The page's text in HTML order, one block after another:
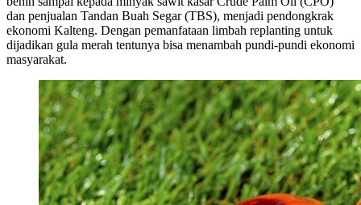
dan penjualan Tandan Buah Segar (TBS), menjadi pendongkrak
ekonomi Kalteng. Dengan pemanfataan limbah replanting untuk
dijadikan gula merah tentunya bisa menambah pundi-pundi ekonomi
masyarakat.